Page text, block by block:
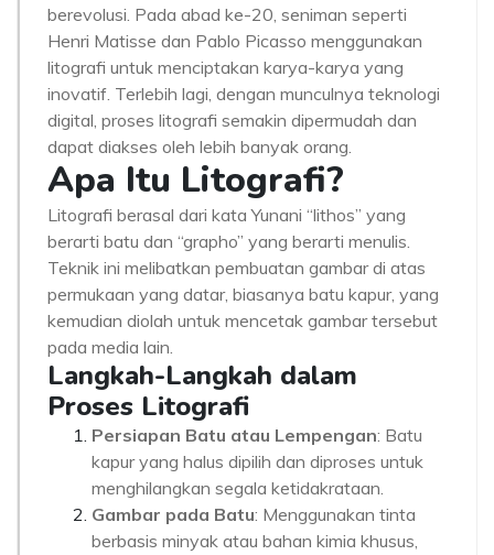
berevolusi. Pada abad ke-20, seniman seperti
Henri Matisse dan Pablo Picasso menggunakan
litografi untuk menciptakan karya-karya yang
inovatif. Terlebih lagi, dengan munculnya teknologi
digital, proses litografi semakin dipermudah dan
dapat diakses oleh lebih banyak orang.
Apa Itu Litografi?
Litografi berasal dari kata Yunani “lithos” yang
berarti batu dan “grapho” yang berarti menulis.
Teknik ini melibatkan pembuatan gambar di atas
permukaan yang datar, biasanya batu kapur, yang
kemudian diolah untuk mencetak gambar tersebut
pada media lain.
Langkah-Langkah dalam
Proses Litografi
Persiapan Batu atau Lempengan: Batu
kapur yang halus dipilih dan diproses untuk
menghilangkan segala ketidakrataan.
Gambar pada Batu: Menggunakan tinta
berbasis minyak atau bahan kimia khusus,